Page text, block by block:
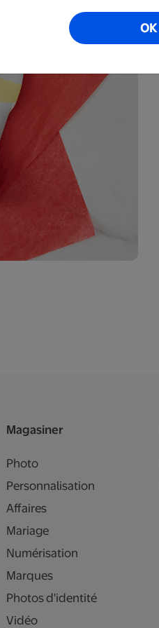
Magasiner
Photo
Personnalisation
Affaires
Mariage
Numérisation
Marques
Photos d'identité
Vidéo
OK